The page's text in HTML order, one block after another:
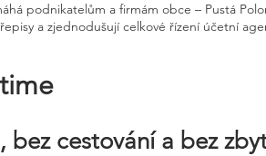
podnikatelům a firmám obce – Pustá
a zjednodušují celkové řízení účetní
cestování a bez